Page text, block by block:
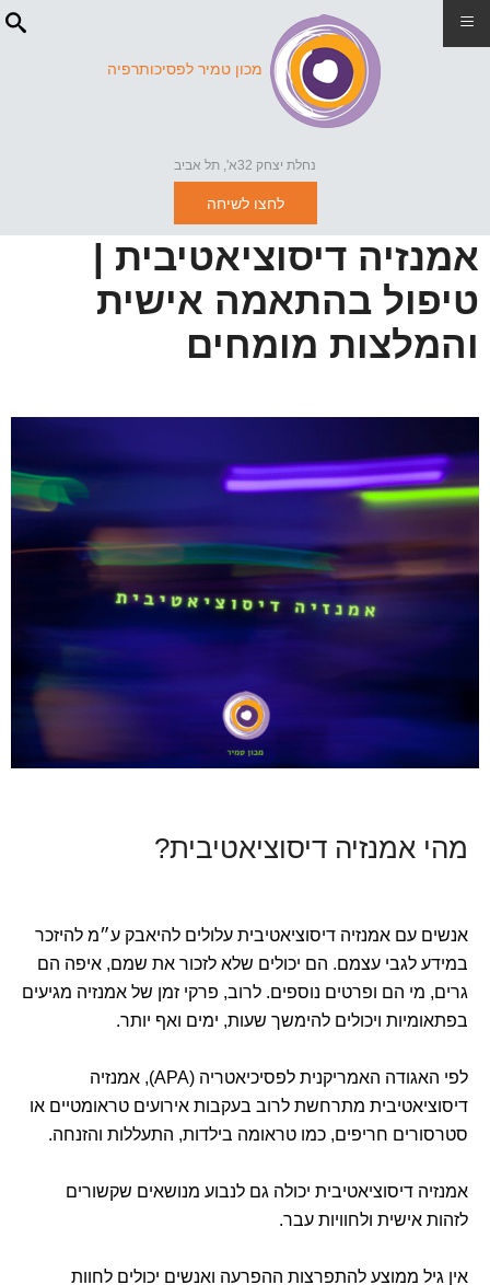
מכון טמיר לפסיכותרפיה
נחלת יצחק 32א', תל אביב
לחצו לשיחה
אמנזיה דיסוציאטיבית |
טיפול בהתאמה אישית
והמלצות מומחים
מהי אמנזיה דיסוציאטיבית?
אנשים עם אמנזיה דיסוציאטיבית עלולים להיאבק ע״מ להיזכר
במידע לגבי עצמם. הם יכולים שלא לזכור את שמם, איפה הם
גרים, מי הם ופרטים נוספים. לרוב, פרקי זמן של אמנזיה מגיעים
בפתאומיות ויכולים להימשך שעות, ימים ואף יותר.
לפי האגודה האמריקנית לפסיכיאטריה (APA), אמנזיה
דיסוציאטיבית מתרחשת לרוב בעקבות אירועים טראומטיים או
סטרסורים חריפים, כמו טראומה בילדות, התעללות והזנחה.
אמנזיה דיסוציאטיבית יכולה גם לנבוע מנושאים שקשורים
לזהות אישית ולחוויות עבר.
אין גיל ממוצע להתפרצות ההפרעה ואנשים יכולים לחוות
≡